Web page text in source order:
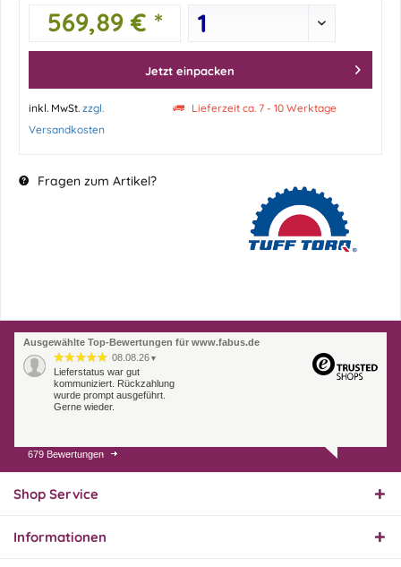
569,89 € *
Jetzt einpacken
inkl. MwSt. zzgl.
Versandkosten
Lieferzeit ca. 7 - 10 Werktage
Fragen zum Artikel?
Ausgewählte Top-Bewertungen für www.fabus.de
08.08.26 ▼
Lieferstatus war gut
kommuniziert. Rückzahlung
wurde prompt ausgeführt.
Gerne wieder.
07.08.26
Endlich das richtige
679 Bewertungen
Shop Service
Informationen